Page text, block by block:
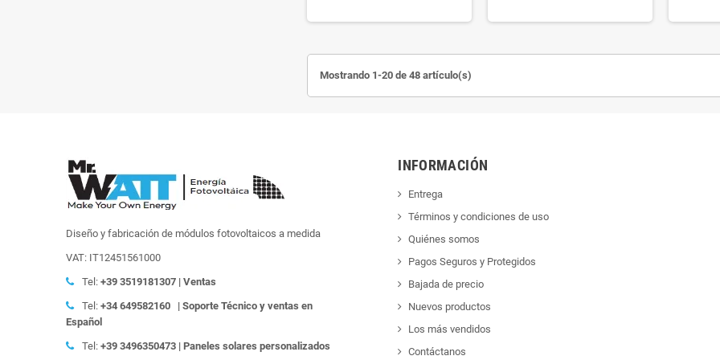
Mostrando 1-20 de 48 artículo(s)
Diseño y fabricación de módulos fotovoltaicos a medida
VAT: IT12451561000
Tel: +39 3519181307 | Ventas
Tel: +34 649582160 | Soporte Técnico y ventas en
Español
Tel: +39 3496350473 | Paneles solares personalizados
INFORMACIÓN
Entrega
Términos y condiciones de uso
Quiénes somos
Pagos Seguros y Protegidos
Bajada de precio
Nuevos productos
Los más vendidos
Contáctanos